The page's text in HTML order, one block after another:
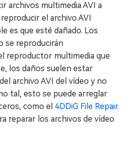
archivos multimedia AVI a
el archivo AVI
es que esté dañado. Los
se reproducirán
reproductor multimedia que
los daños suelen estar
archivo AVI del vídeo y no
tal, esto se puede arreglar
como el 4DDiG File Repair.
reparar los archivos de vídeo